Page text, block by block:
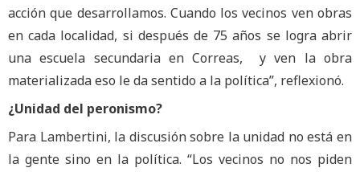
acción que desarrollamos. Cuando los vecinos ven obras
en cada localidad, si después de 75 años se logra abrir
una escuela secundaria en Correas, y ven la obra
materializada eso le da sentido a la política”, reflexionó.
¿Unidad del peronismo?
Para Lambertini, la discusión sobre la unidad no está en
la gente sino en la política. “Los vecinos no nos piden